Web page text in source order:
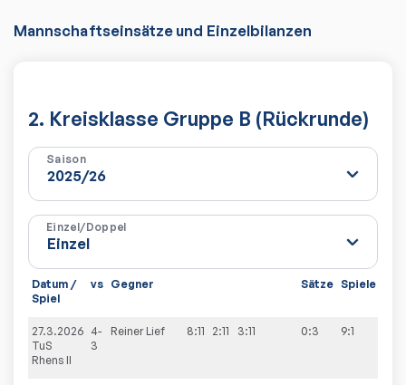
Mannschaftseinsätze und Einzelbilanzen
2. Kreisklasse Gruppe B (Rückrunde)
Saison
Einzel/Doppel
Datum /
Spiel
vs Gegner Sätze Spiele
27.3.2026
TuS
Rhens II
4-
3
Reiner Lief 8:11 2:11 3:11 0:3 9:1